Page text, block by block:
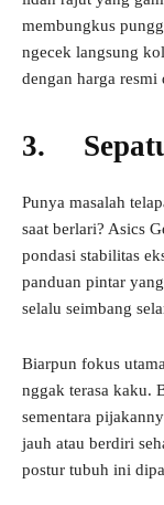
membungkus
ngecek langsung
dengan harga
3.
Punya masalah
saat berlari? Asics
pondasi stabilitas
panduan pintar
selalu seimbang
Biarpun fokus
nggak terasa kaku.
sementara
jauh atau berdiri
postur tubuh ini